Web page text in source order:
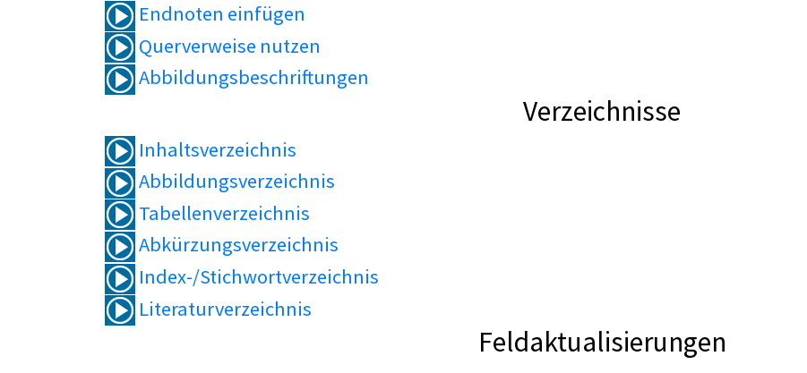
Endnoten einfügen
Querverweise nutzen
Abbildungsbeschriftungen
Verzeichnisse
Inhaltsverzeichnis
Abbildungsverzeichnis
Tabellenverzeichnis
Abkürzungsverzeichnis
Index-/Stichwortverzeichnis
Literaturverzeichnis
Feldaktualisierungen